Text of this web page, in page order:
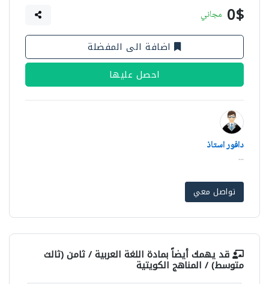
0$ مجاني
اضافة الى المفضلة
احصل عليها
دافور استاذ
...
تواصل معي
قد يهمك أيضاً بمادة اللغة العربية / ثامن (ثالث
متوسط) / المناهج الكويتية